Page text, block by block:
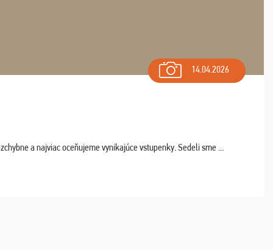
14.04.2026
a najviac oceňujeme vynikajúce vstupenky. Sedeli sme ...